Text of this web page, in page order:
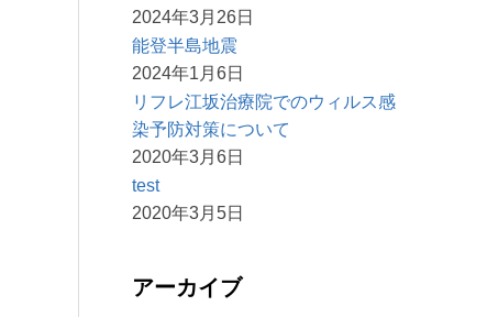
2024年3月26日
能登半島地震
2024年1月6日
リフレ江坂治療院でのウィルス感
染予防対策について
2020年3月6日
test
2020年3月5日
アーカイブ